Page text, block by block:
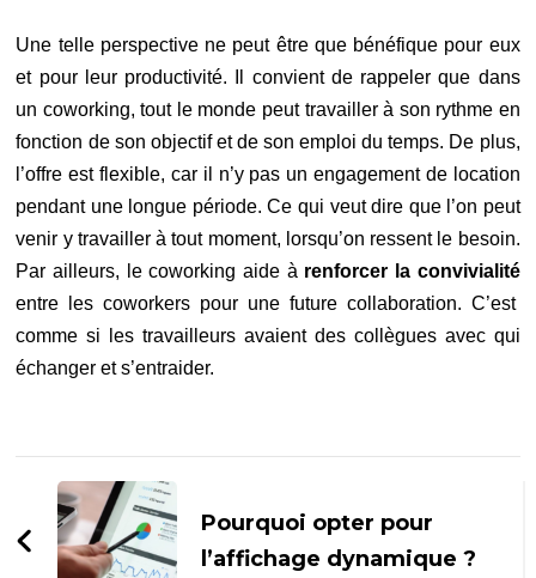
Une telle perspective ne peut être que bénéfique pour eux
et pour leur productivité. Il convient de rappeler que dans
un coworking, tout le monde peut travailler à son rythme en
fonction de son objectif et de son emploi du temps. De plus,
l’offre est flexible, car il n’y pas un engagement de location
pendant une longue période. Ce qui veut dire que l’on peut
venir y travailler à tout moment, lorsqu’on ressent le besoin.
Par ailleurs, le coworking aide à renforcer la convivialité
entre les coworkers pour une future collaboration. C’est
comme si les travailleurs avaient des collègues avec qui
échanger et s’entraider.
Navigation
d'article
Pourquoi opter pour
l’affichage dynamique ?